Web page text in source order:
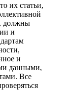
их статьи,
должны
и
и
данными,
Все